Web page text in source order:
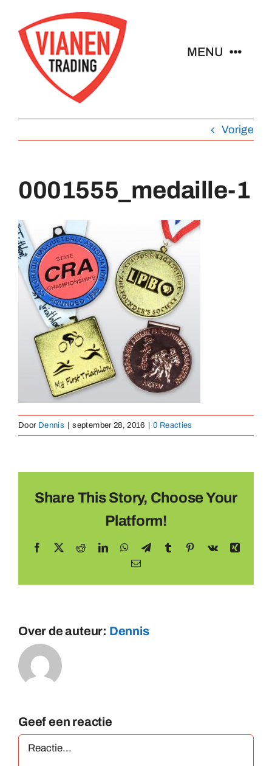
naar
inhoud
MENU
Buttons
Pins
Emblemen
Sleutelhangers
Medailles
Magneten
Contact
Vorige
0001555_medaille-1
Door Dennis september 28, 2016 0 Reacties
Share This Story, Choose Your
Platform!
Facebook RedditLinkedInWhatsApp
TelegramTumblr Pinterest
Vk
Xing
E-
Over de auteur: Dennis
Geef een reactie
Reactie